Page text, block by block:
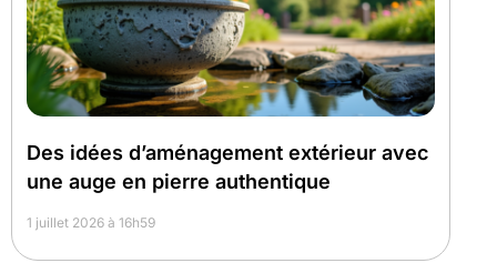
Des idées d’aménagement extérieur avec
une auge en pierre authentique
1 juillet 2026 à 16h59